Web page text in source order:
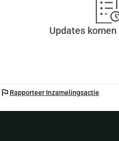
Updates
flag Rapporteer Inzamelingsactie